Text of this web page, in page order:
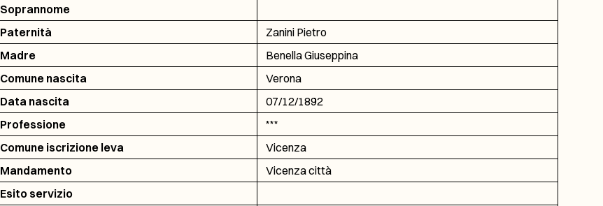
Soprannome
Paternità
Zanini Pietro
Madre
Benella Giuseppina
Comune nascita
Verona
Data nascita
07/12/1892
Professione
***
Comune iscrizione leva
Vicenza
Mandamento
Vicenza città
Esito servizio